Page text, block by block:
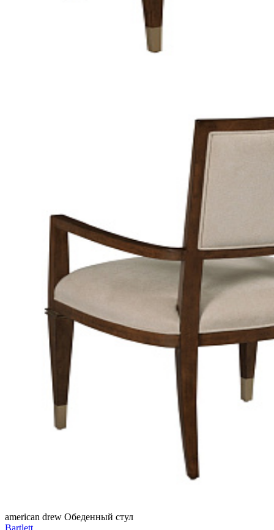
american drew Обеденный стул
Bartlett